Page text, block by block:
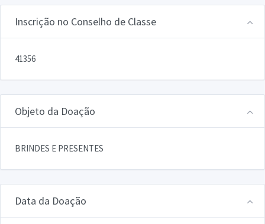
Inscrição no Conselho de Classe
41356
Objeto da Doação
BRINDES E PRESENTES
Data da Doação